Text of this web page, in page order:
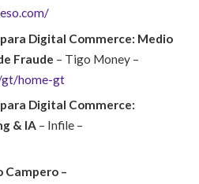
Digital Commerce: Medio
Fraude – Tigo Money –
gt/home-gt
Digital Commerce:
& IA – Infile –
Campero –